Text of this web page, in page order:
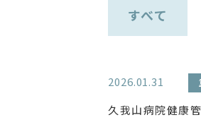
すべて
2026.01.31
久我山病院健康